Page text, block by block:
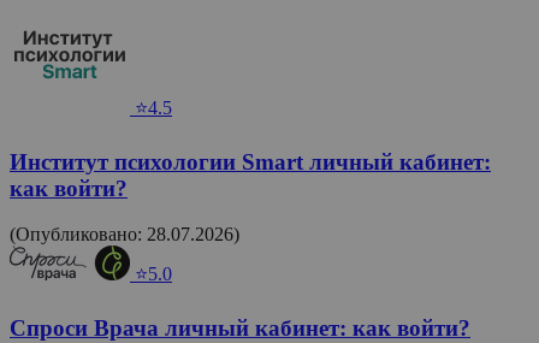
⭐4.5
Институт психологии Smart личный кабинет:
как войти?
(Опубликовано: 28.07.2026)
⭐5.0
Спроси Врача личный кабинет: как войти?